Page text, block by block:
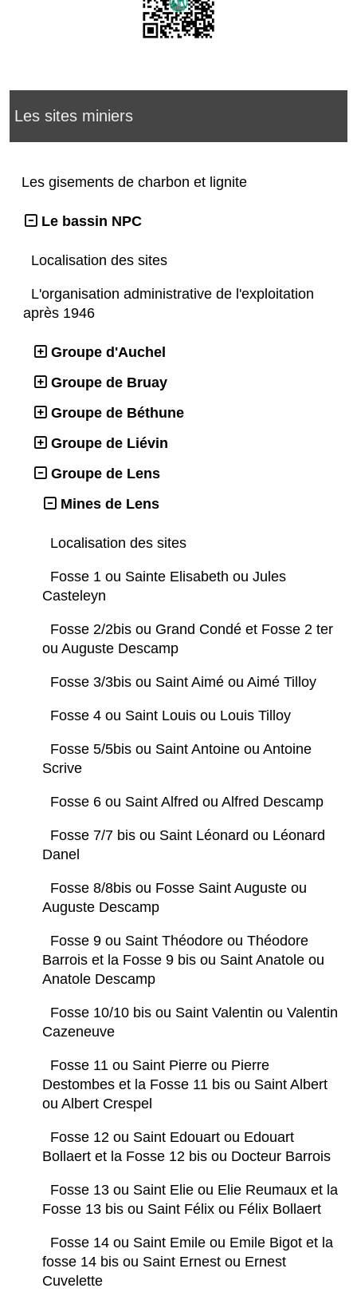
Les sites miniers
Les gisements de charbon et lignite
Le bassin NPC
Localisation des sites
L'organisation administrative de l'exploitation
après 1946
Groupe d'Auchel
Groupe de Bruay
Groupe de Béthune
Groupe de Liévin
Groupe de Lens
Mines de Lens
Localisation des sites
Fosse 1 ou Sainte Elisabeth ou Jules
Casteleyn
Fosse 2/2bis ou Grand Condé et Fosse 2 ter
ou Auguste Descamp
Fosse 3/3bis ou Saint Aimé ou Aimé Tilloy
Fosse 4 ou Saint Louis ou Louis Tilloy
Fosse 5/5bis ou Saint Antoine ou Antoine
Scrive
Fosse 6 ou Saint Alfred ou Alfred Descamp
Fosse 7/7 bis ou Saint Léonard ou Léonard
Danel
Fosse 8/8bis ou Fosse Saint Auguste ou
Auguste Descamp
Fosse 9 ou Saint Théodore ou Théodore
Barrois et la Fosse 9 bis ou Saint Anatole ou
Anatole Descamp
Fosse 10/10 bis ou Saint Valentin ou Valentin
Cazeneuve
Fosse 11 ou Saint Pierre ou Pierre
Destombes et la Fosse 11 bis ou Saint Albert
ou Albert Crespel
Fosse 12 ou Saint Edouart ou Edouart
Bollaert et la Fosse 12 bis ou Docteur Barrois
Fosse 13 ou Saint Elie ou Elie Reumaux et la
Fosse 13 bis ou Saint Félix ou Félix Bollaert
Fosse 14 ou Saint Emile ou Emile Bigot et la
fosse 14 bis ou Saint Ernest ou Ernest
Cuvelette